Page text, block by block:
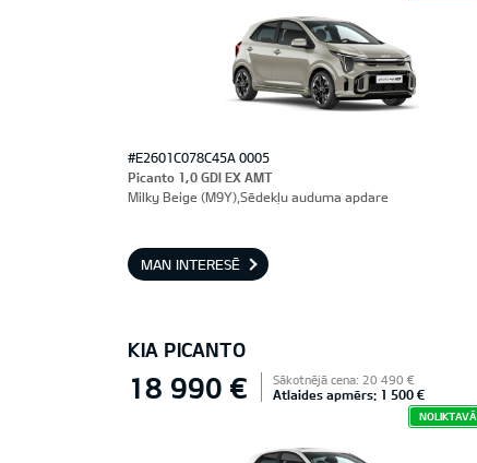
#E2601C078C45A 0005
Picanto 1,0 GDI EX AMT
Milky Beige (M9Y),Sēdekļu auduma apdare
MAN INTERESĒ
KIA PICANTO
18 990 € Sākotnējā cena: 20 490 €
Atlaides apmērs: 1 500 €
NOLIKTAVĀ